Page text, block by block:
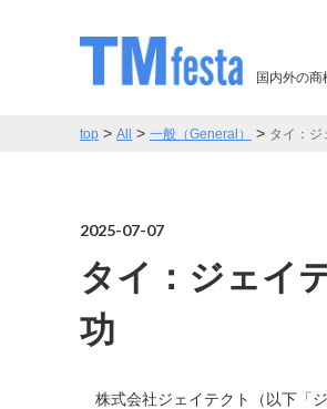
国内外の
top > All > 一般（General） > タイ：ジ
2025-07-07
タイ：ジェイ
功
株式会社ジェイテクト（以下「